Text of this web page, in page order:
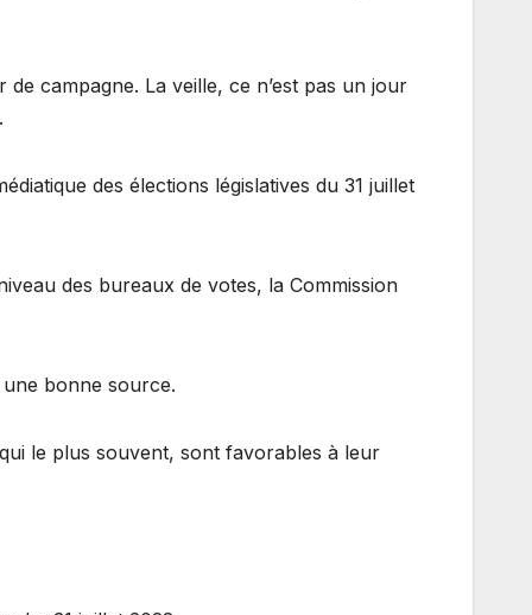
campagne. La veille, ce n’est pas un jour
des élections législatives du 31 juillet
des bureaux de votes, la Commission
une bonne source.
le plus souvent, sont favorables à leur